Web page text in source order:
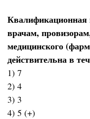
Квалификационная
врачам,
медицинского
действительна в
1) 7
2) 4
3) 3
4) 5 (+)